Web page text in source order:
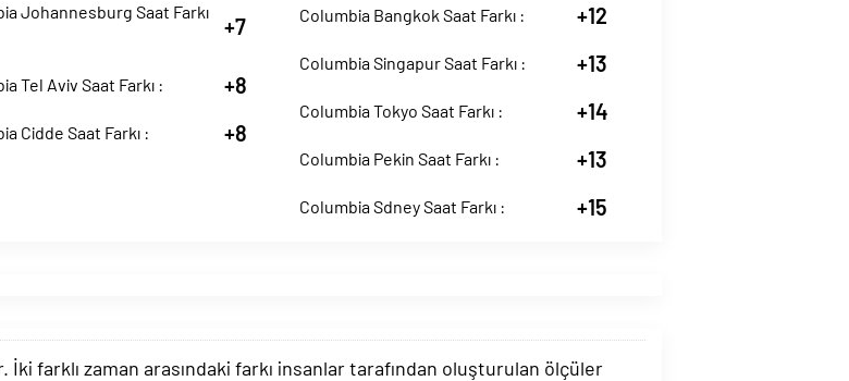
Johannesburg Saat Farkı
+7
Tel Aviv Saat Farkı : +8
Cidde Saat Farkı : +8
Columbia Bangkok Saat Farkı : +12
Columbia Singapur Saat Farkı : +13
Columbia Tokyo Saat Farkı : +14
Columbia Pekin Saat Farkı : +13
Columbia Sdney Saat Farkı : +15
farklı zaman arasındaki farkı insanlar tarafından oluşturulan ölçüler